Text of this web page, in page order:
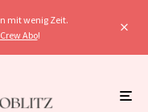
mit wenig Zeit.
Abo!